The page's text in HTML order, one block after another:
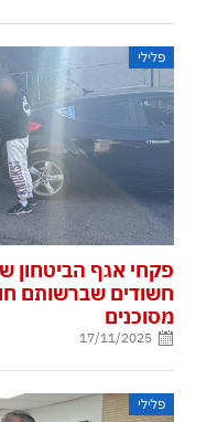
פלילי
פקחי אגף הביטחון
חשודים שברשותם
מסוכנים
17/11/2025
פלילי